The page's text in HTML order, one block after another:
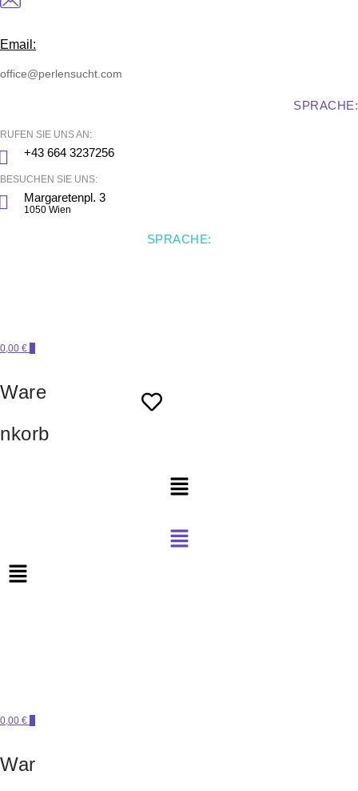
Email:
office@perlensucht.com
SPRACHE:
RUFEN SIE UNS AN:
+43 664 3237256
BESUCHEN SIE UNS:
Margaretenpl. 3
1050 Wien
SPRACHE:
0,00 €
Ware
nkorb
Menü
Menü
PERLENSUCHT
0,00 €
War